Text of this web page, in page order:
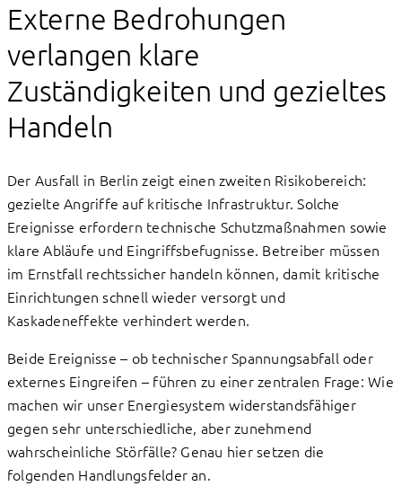
Externe Bedrohungen
verlangen klare
Zuständigkeiten und gezieltes
Handeln
Der Ausfall in Berlin zeigt einen zweiten Risikobereich:
gezielte Angriffe auf kritische Infrastruktur. Solche
Ereignisse erfordern technische Schutzmaßnahmen sowie
klare Abläufe und Eingriffsbefugnisse. Betreiber müssen
im Ernstfall rechtssicher handeln können, damit kritische
Einrichtungen schnell wieder versorgt und
Kaskadeneffekte verhindert werden.
Beide Ereignisse – ob technischer Spannungsabfall oder
externes Eingreifen – führen zu einer zentralen Frage: Wie
machen wir unser Energiesystem widerstandsfähiger
gegen sehr unterschiedliche, aber zunehmend
wahrscheinliche Störfälle? Genau hier setzen die
folgenden Handlungsfelder an.